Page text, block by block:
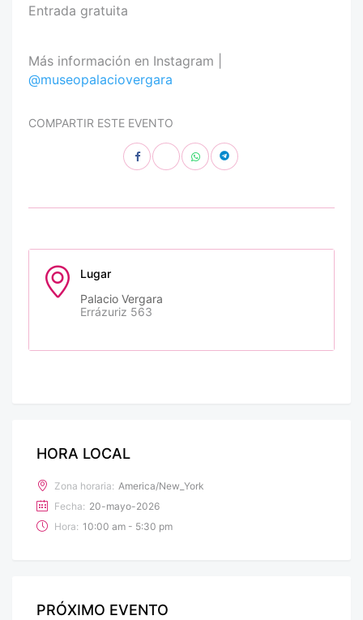
Entrada gratuita
Más información en Instagram |
@museopalaciovergara
COMPARTIR ESTE EVENTO
Lugar
Palacio Vergara
Errázuriz 563
HORA LOCAL
Zona horaria: America/New_York
Fecha: 20-mayo-2026
Hora: 10:00 am - 5:30 pm
PRÓXIMO EVENTO